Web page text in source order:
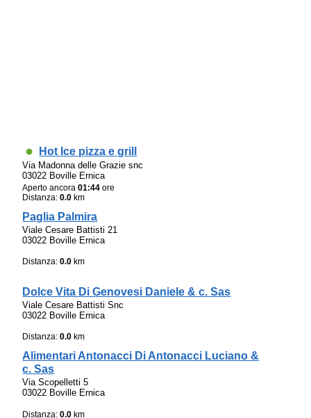
Hot Ice pizza e grill
Via Madonna delle Grazie snc
03022 Boville Ernica
Aperto ancora01:44 ore
Distanza:0.0 km
Paglia Palmira
Viale Cesare Battisti 21
03022 Boville Ernica
Distanza:0.0 km
Dolce Vita Di Genovesi Daniele & c. Sas
Viale Cesare Battisti Snc
03022 Boville Ernica
Distanza:0.0 km
Alimentari Antonacci Di Antonacci Luciano &
c. Sas
Via Scopelletti 5
03022 Boville Ernica
Distanza:0.0 km